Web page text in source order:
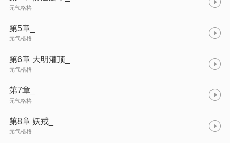
元气格格
第5章_
元气格格
第6章 大明灌顶_
元气格格
第7章_
元气格格
第8章 妖戒_
元气格格